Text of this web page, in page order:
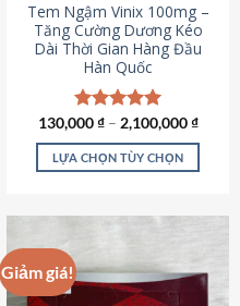
Tem Ngậm Vinix 100mg –
Tăng Cường Dương Kéo
Dài Thời Gian Hàng Đầu
Hàn Quốc
Được xếp
hạng5.00
5 sao
130,000₫– 2,100,000₫
LỰA CHỌN TÙY CHỌN
nhiều
biến
Giảm giá!